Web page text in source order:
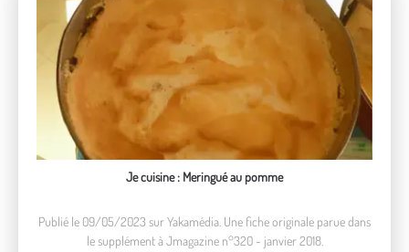
Je cuisine : Meringué au pomme
Publié le 09/05/2023 sur Yakamédia. Une fiche originale parue dans
le supplément à Jmagazine n°320 - janvier 2018.